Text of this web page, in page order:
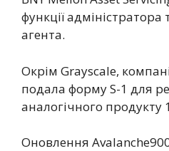
функції
агента.
Окрім Grayscale,
подала форму S-1 для
аналогічного продукту
Оновлення